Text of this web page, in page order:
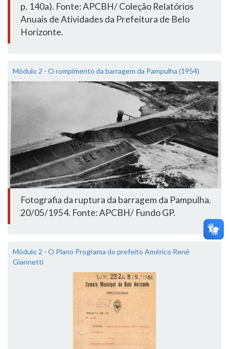
p. 140a). Fonte: APCBH/ Coleção Relatórios
Anuais de Atividades da Prefeitura de Belo
Horizonte.
Módulo 2 - O rompimento da barragem da Pampulha (1954)
Fotografia da ruptura da barragem da Pampulha.
20/05/1954. Fonte: APCBH/ Fundo GP.
Módulo 2 - O Plano Programa do prefeito Américo René
Giannetti